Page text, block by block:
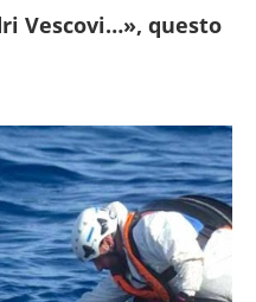
Vescovi…», questo